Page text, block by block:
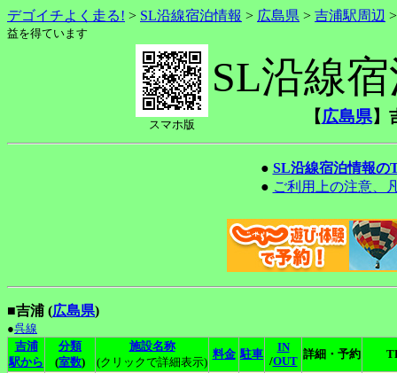
デゴイチよく走る! > SL沿線宿泊情報 > 広島県 > 吉浦駅周辺
益を得ています
スマホ版
SL沿線
【広島県】
● SL沿線宿泊情報の
● ご利用上の注意、
■吉浦 (広島県)
●呉線
吉浦
駅から
分類
(室数)
施設名称
(クリックで詳細表示)
料金 駐車
IN
/OUT
詳細・予約